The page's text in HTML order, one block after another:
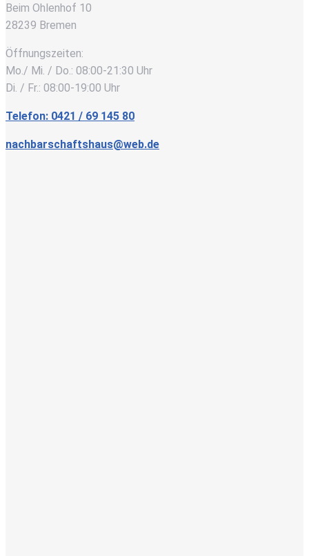
Beim Ohlenhof 10
28239 Bremen
Öffnungszeiten:
Mo./ Mi. / Do.: 08:00-21:30 Uhr
Di. / Fr.: 08:00-19:00 Uhr
Telefon: 0421 / 69 145 80
nachbarschaftshaus@web.de